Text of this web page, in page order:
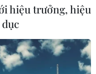
họ
hiệu trưởng, hiệu